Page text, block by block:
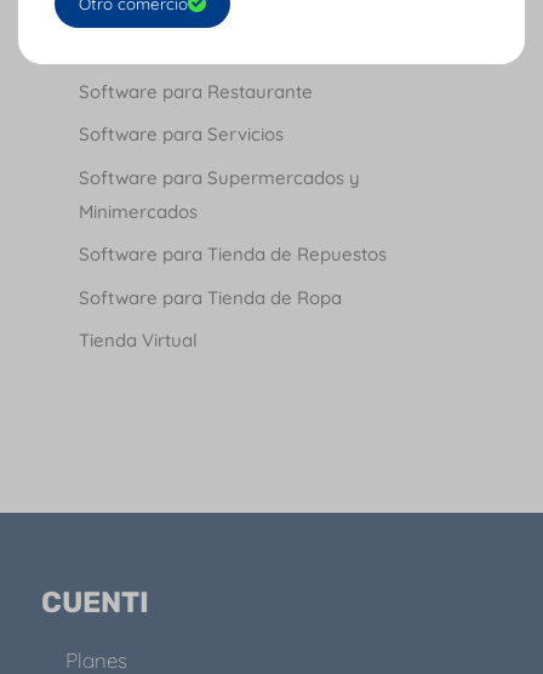
Software para Ferretería
Software para Restaurante
Software para Servicios
Software para Supermercados y
Minimercados
Software para Tienda de Repuestos
Software para Tienda de Ropa
Tienda Virtual
CUENTI
Planes